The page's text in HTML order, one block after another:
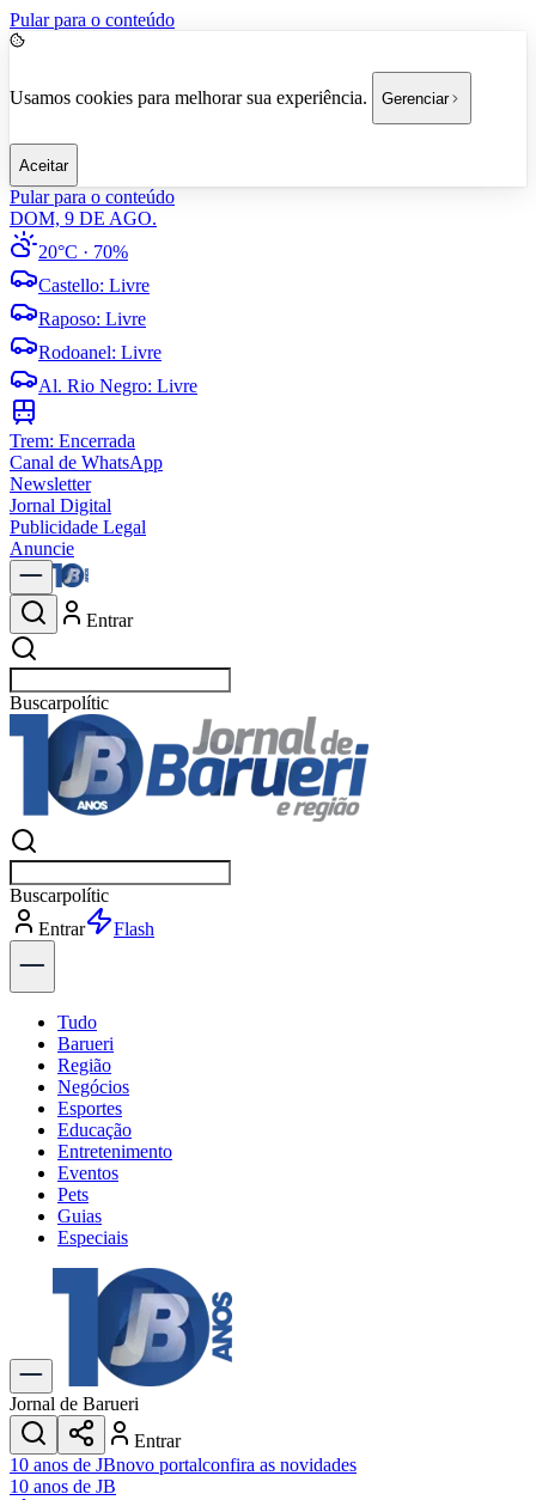
Pular para o conteúdo
Usamos cookies para melhorar sua experiência. Gerenciar
Aceitar
Pular para o conteúdo
DOM, 9 DE AGO.
20°C · 70%
Castello: Livre
Raposo: Livre
Rodoanel: Livre
Al. Rio Negro: Livre
Trem: Encerrada
Canal de WhatsApp
Newsletter
Jornal Digital
Publicidade Legal
Anuncie
Entrar
Buscarnotícias em
Buscarnotícias em
Entrar
Explorar
Tudo
Barueri
Região
Negócios
Esportes
Educação
Entretenimento
Eventos
Pets
Guias
Especiais
Explore Tudo
Últimas Notícias
Previsão do Tempo
Trânsito e Rotas
Dia a Dia & Lazer
Transportes
Gastronomia
Cinema & Shows
JogosNovo
Jornal de Barueri
Entrar
10 anos de JBnovo portalconfira as novidades
10 anos de JB